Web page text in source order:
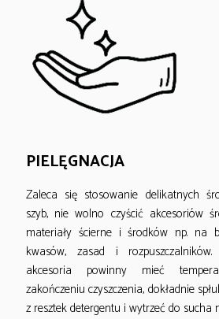
PIELĘGNACJA
Zaleca się stosowanie delikatnych
szyb, nie wolno czyścić akcesoriów
materiały ścierne i środków np. na
kwasów, zasad i rozpuszczalników.
akcesoria powinny mieć
zakończeniu czyszczenia, dokładnie
z resztek detergentu i wytrzeć do sucha